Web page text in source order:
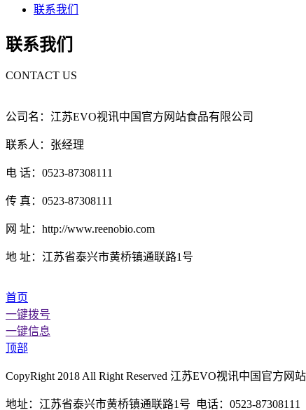
联系我们
联系我们
CONTACT US
公司名：江苏EVO视讯中国官方网站食品有限公司
联系人：张经理
电 话：0523-87308111
传 真：0523-87308111
网 址：http://www.reenobio.com
地 址：江苏省泰兴市黄桥镇通联路1号
首页
一键拨号
一键信息
顶部
CopyRight 2018 All Right Reserved 江苏EVO视讯中国官
地址：江苏省泰兴市黄桥镇通联路1号 电话：0523-87308111